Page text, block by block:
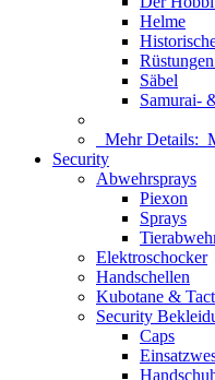
Helme
Säbel
Samurai-
Mehr Details:
Security
Abwehrsprays
Piexon
Sprays
Elektroschocker
Handschellen
Kubotane &
Security
Caps